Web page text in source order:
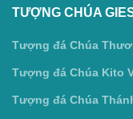
TƯỢNG CHÚA
Tượng đá Chúa
Tượng đá Chúa Kito
Tượng đá Chúa